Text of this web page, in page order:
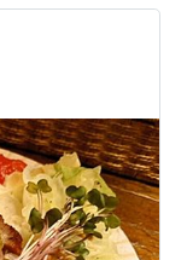
こ盛りトース